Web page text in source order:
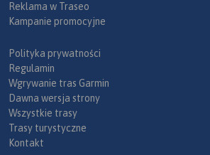
Reklama w Traseo
Kampanie promocyjne
Polityka prywatności
Regulamin
Wgrywanie tras Garmin
Dawna wersja strony
Wszystkie trasy
Trasy turystyczne
Kontakt